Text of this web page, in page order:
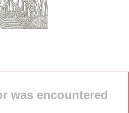
was encountered